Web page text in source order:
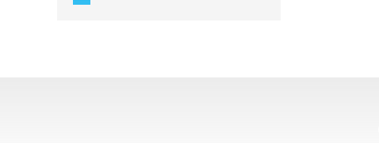
květinami a k lidovým zvykům